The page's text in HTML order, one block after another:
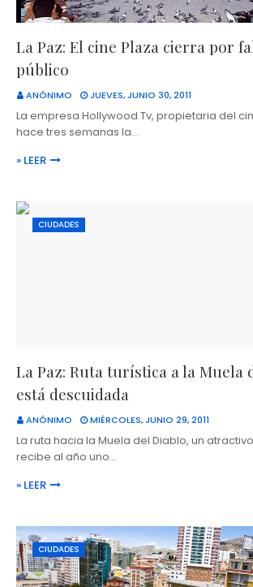
La Paz: El cine Plaza cierra por
público
ANÓNIMO JUEVES, JUNIO 30, 2011
La empresa Hollywood Tv, propietaria del
hace tres semanas la…
» LEER
CIUDADES
La Paz: Ruta turística a la Muela
está descuidada
ANÓNIMO MIÉRCOLES, JUNIO 29, 2011
La ruta hacia la Muela del Diablo, un
recibe al año uno…
» LEER
CIUDADES